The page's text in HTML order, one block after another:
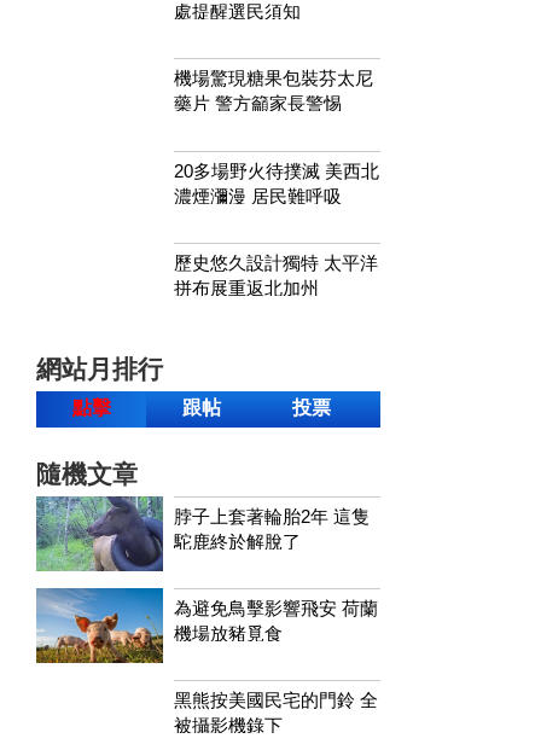
處提醒選民須知
機場驚現糖果包裝芬太尼
藥片 警方籲家長警惕
20多場野火待撲滅 美西北
濃煙瀰漫 居民難呼吸
歷史悠久設計獨特 太平洋
拼布展重返北加州
網站月排行
點擊 跟帖 投票
隨機文章
脖子上套著輪胎2年 這隻
駝鹿終於解脫了
為避免鳥擊影響飛安 荷蘭
機場放豬覓食
黑熊按美國民宅的門鈴 全
被攝影機錄下